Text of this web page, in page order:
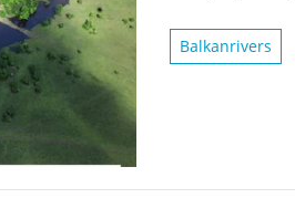
Balkanrivers